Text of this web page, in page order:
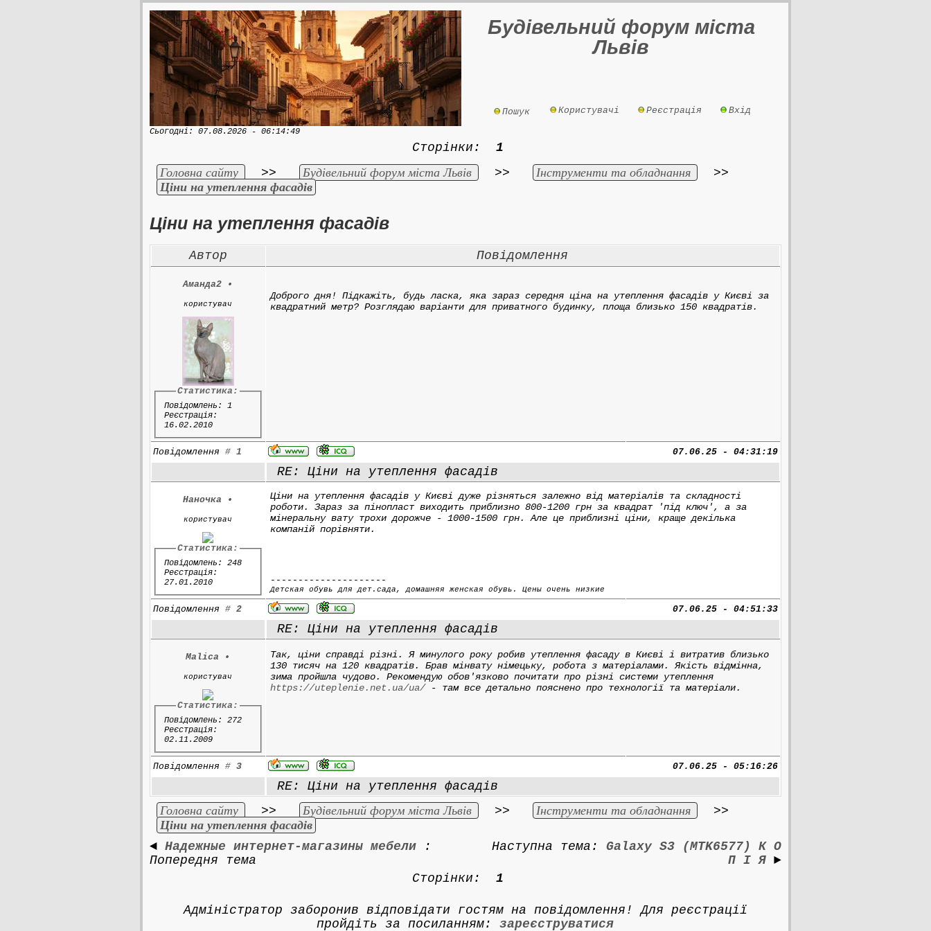
Будівельний форум міста
Львів
Пошук Користувачі Реєстрація Вхід
Сьогодні: 07.08.2026 - 06:14:49
Сторінки: 1
Головна сайту
>> Будівельний форум міста Львів >> Інструменти та обладнання
>>
Ціни на утеплення фасадів
Ціни на утеплення фасадів
Автор Повідомлення
Аманда2 •
користувач
Статистика:
Повідомлень: 1
Реєстрація:
16.02.2010
Доброго дня! Підкажіть, будь ласка, яка зараз середня ціна на утеплення фасадів у Києві за
квадратний метр? Розглядаю варіанти для приватного будинку, площа близько 150 квадратів.
Повідомлення # 1 07.06.25 - 04:31:19
RE: Ціни на утеплення фасадів
Наночка •
користувач
Статистика:
Повідомлень: 248
Реєстрація:
27.01.2010
Ціни на утеплення фасадів у Києві дуже різняться залежно від матеріалів та складності
роботи. Зараз за пінопласт виходить приблизно 800-1200 грн за квадрат 'під ключ', а за
мінеральну вату трохи дорожче - 1000-1500 грн. Але це приблизні ціни, краще декілька
компаній порівняти.
---------------------
Детская обувь для дет.сада, домашняя женская обувь. Цены очень низкие
Повідомлення # 2 07.06.25 - 04:51:33
RE: Ціни на утеплення фасадів
Malica •
користувач
Статистика:
Повідомлень: 272
Реєстрація:
02.11.2009
Так, ціни справді різні. Я минулого року робив утеплення фасаду в Києві і витратив близько
130 тисяч на 120 квадратів. Брав мінвату німецьку, робота з матеріалами. Якість відмінна,
зима пройшла чудово. Рекомендую обов'язково почитати про різні системи утеплення
https://uteplenie.net.ua/ua/- там все детально пояснено про технології та матеріали.
Повідомлення # 3 07.06.25 - 05:16:26
RE: Ціни на утеплення фасадів
Головна сайту
>> Будівельний форум міста Львів >> Інструменти та обладнання
>>
Ціни на утеплення фасадів
◄ Надежные интернет-магазины мебели:
Попередня тема
Наступна тема: Galaxy S3 (MTK6577) К О
П І Я►
Сторінки: 1
Адміністратор заборонив відповідати гостям на повідомлення! Для реєстрації
пройдіть за посиланням:зареєструватися